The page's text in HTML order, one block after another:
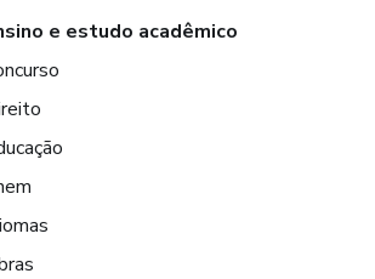
e estudo acadêmico